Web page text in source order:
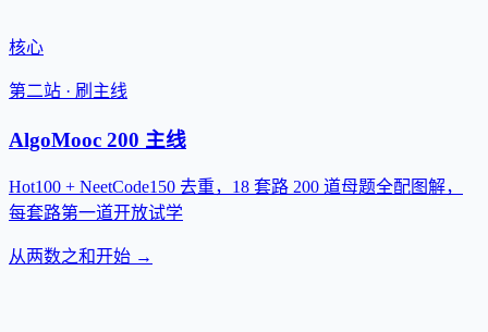
核心
第二站 · 刷主线
AlgoMooc 200 主线
Hot100 + NeetCode150 去重，18 套路 200 道母题全配图解，
每套路第一道开放试学
从两数之和开始 →